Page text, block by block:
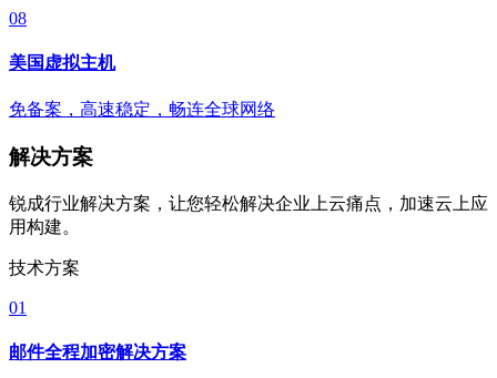
08
美国虚拟主机
免备案，高速稳定，畅连全球网络
解决方案
锐成行业解决方案，让您轻松解决企业上云痛点，加速云上应
用构建。
技术方案
01
邮件全程加密解决方案